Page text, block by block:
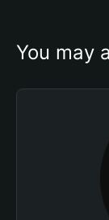
You may